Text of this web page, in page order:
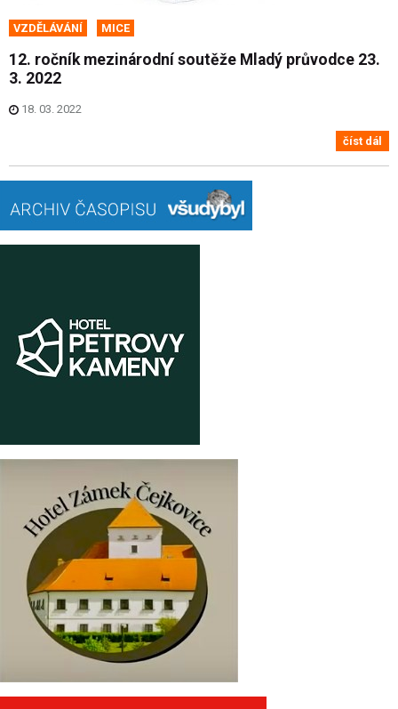
VZDĚLÁVÁNÍ MICE
12. ročník mezinárodní soutěže Mladý průvodce 23.
3. 2022
18. 03. 2022
číst dál